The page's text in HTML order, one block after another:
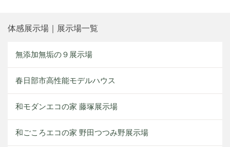
体感展示場｜展示場一覧
無添加無垢の９展示場
春日部市高性能モデルハウス
和モダンエコの家 藤塚展示場
和ごころエコの家 野田つつみ野展示場